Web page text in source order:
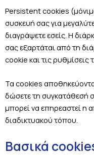
Persistent cookies
συσκευή σας για
διαγράψετε εσείς. Η
σας εξαρτάται από τη
cookie και τις
Τα cookies
δώσετε τη συγκατάθεσή
μπορεί να επηρεαστεί η
διαδικτυακού τόπου.
Βασικά